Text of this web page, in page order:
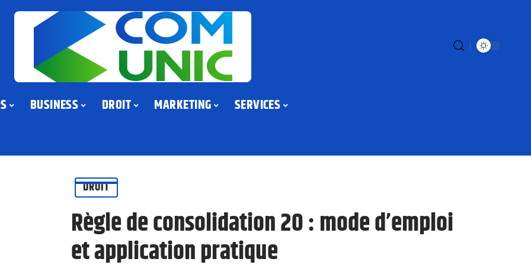
BUSINESS DROIT MARKETING SERVICES
DROIT
Règle de consolidation 20 : mode d’emploi
et application pratique